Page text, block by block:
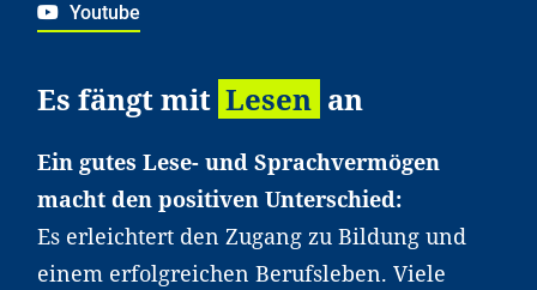
Youtube
Es fängt mit Lesen an
Ein gutes Lese- und Sprachvermögen
macht den positiven Unterschied:
Es erleichtert den Zugang zu Bildung und
einem erfolgreichen Berufsleben. Viele